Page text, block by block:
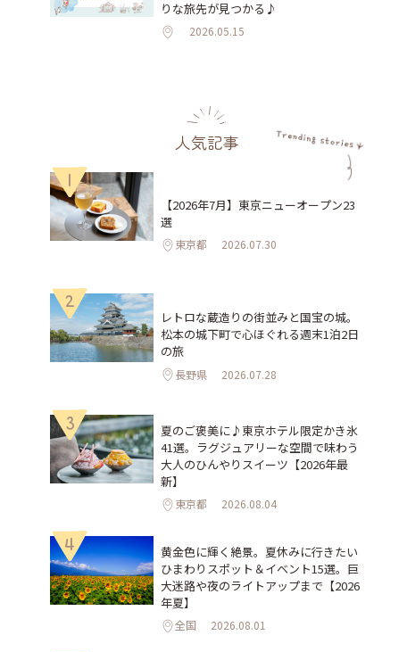
りな旅先が見つかる♪
2026.05.15
人気記事
1
【2026年7月】東京ニューオープン23
選
東京都 2026.07.30
2
レトロな蔵造りの街並みと国宝の城。
松本の城下町で心ほぐれる週末1泊2日
の旅
長野県 2026.07.28
3
夏のご褒美に♪東京ホテル限定かき氷
41選。ラグジュアリーな空間で味わう
大人のひんやりスイーツ【2026年最
新】
東京都 2026.08.04
4
黄金色に輝く絶景。夏休みに行きたい
ひまわりスポット＆イベント15選。巨
大迷路や夜のライトアップまで【2026
年夏】
全国 2026.08.01